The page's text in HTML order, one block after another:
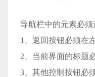
导航栏中的元素必
1、返回按钮必须在
2、当前界面的标题
3、其他控制按钮必